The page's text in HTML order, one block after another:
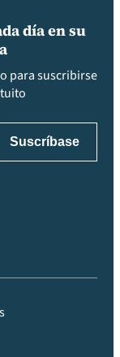
día en su
para suscribirse